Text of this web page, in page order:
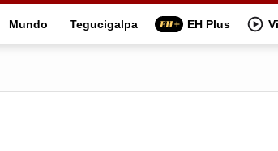
Mundo Tegucigalpa EH Plus